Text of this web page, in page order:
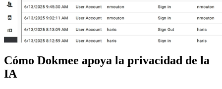
Cómo Dokmee apoya la privacidad de la
IA